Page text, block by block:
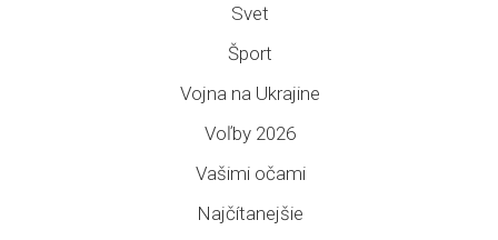
Svet
Šport
Vojna na Ukrajine
Voľby 2026
Vašimi očami
Najčítanejšie